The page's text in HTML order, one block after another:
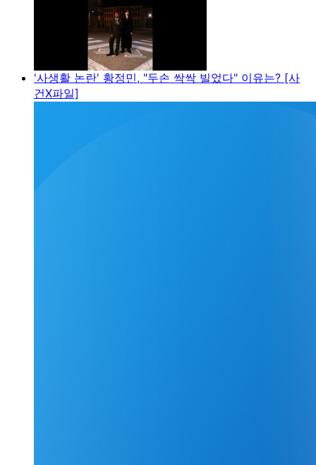
'사생활 논란' 황정민, "두손 싹싹 빌었다" 이유는? [사
건X파일]